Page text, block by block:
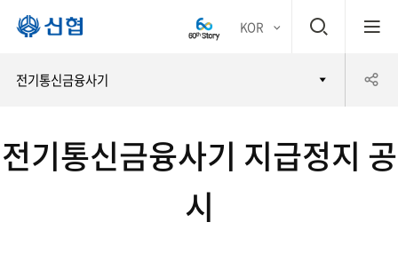
평생
어부
바 신
KOR
검
전기통신금융사기
전기통신금융사기 지급정지 공
시